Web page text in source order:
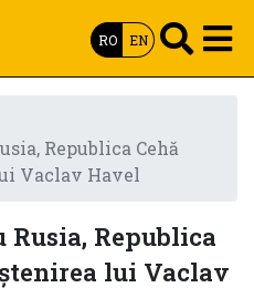
RO EN
Republica Cehă
Vaclav Havel
Republica
lui Vaclav